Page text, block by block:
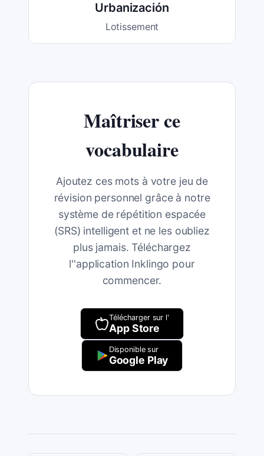
Urbanización
Lotissement
Maîtriser ce
vocabulaire
Ajoutez ces mots à votre jeu de
révision personnel grâce à notre
système de répétition espacée
(SRS) intelligent et ne les oubliez
plus jamais. Téléchargez
l''application Inklingo pour
commencer.
Télécharger sur l'
App Store
Disponible sur
Google Play